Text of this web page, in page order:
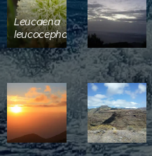
Leucaena
leucocephala